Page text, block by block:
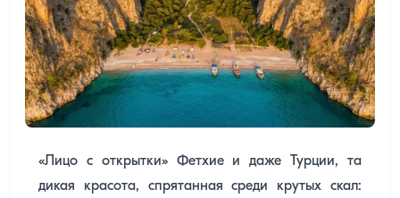
«Лицо с открытки» Фетхие и даже Турции, та
дикая красота, спрятанная среди крутых скал: